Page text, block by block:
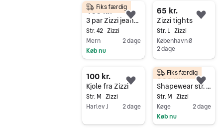
400 kr.
3 par Zizzi jeans BYD
Str. 42 Zizzi
Mern
2 dage
Køb nu
Fiks færdig
Føj til favoritter.
65 kr.
Zizzi tights
Str. L Zizzi
København Ø
2 dage
Gå til annoncen
100 kr.
Kjole fra Zizzi
Str. M Zizzi
Harlev J
2 dage
Føj til favoritter.
Gå til annoncen
300 kr.
Shapewear str. S/M
Str. M Zizzi
Køge
2 dage
Køb nu
Fiks færdig
Føj